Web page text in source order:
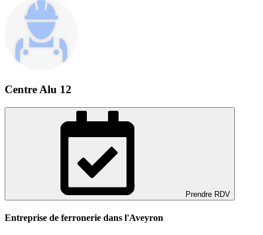
Centre Alu 12
Prendre RDV
Entreprise de ferronerie dans l'Aveyron